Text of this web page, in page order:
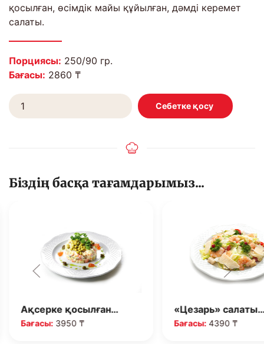
қосылған, өсімдік майы құйылған, дәмді керемет
салаты.
Порциясы: 250/90 гр.
Бағасы: 2860 ₸
Біздің басқа тағамдарымыз...
Ақсерке қосылған…
Бағасы: 3950 ₸
«Цезарь»
Бағасы:4390 ₸